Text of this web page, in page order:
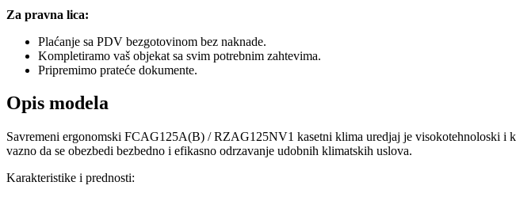
Za pravna lica:
Plaćanje sa PDV bezgotovinom bez naknade.
Kompletiramo vaš objekat sa svim potrebnim zahtevima.
Pripremimo prateće dokumente.
Opis modela
Savremeni ergonomski FCAG125A(B) / RZAG125NV1 kasetni klima uredjaj je visokotehnoloski i
vazno da se obezbedi bezbedno i efikasno odrzavanje udobnih klimatskih uslova.
Karakteristike i prednosti: